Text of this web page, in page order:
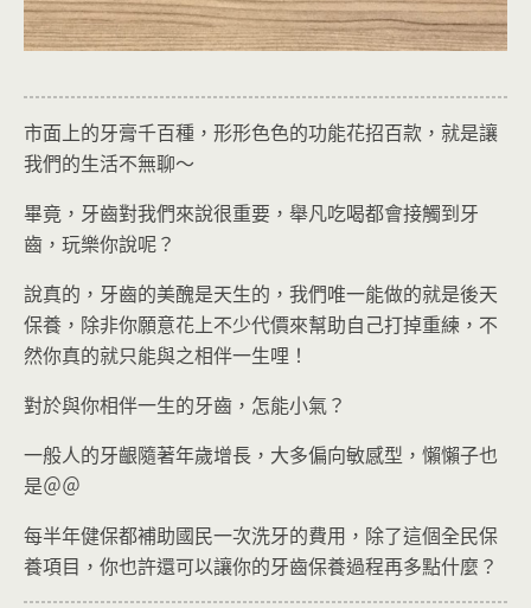
市面上的牙膏千百種，形形色色的功能花招百款，就是讓
我們的生活不無聊～
畢竟，牙齒對我們來說很重要，舉凡吃喝都會接觸到牙
齒，玩樂你說呢？
說真的，牙齒的美醜是天生的，我們唯一能做的就是後天
保養，除非你願意花上不少代價來幫助自己打掉重練，不
然你真的就只能與之相伴一生哩！
對於與你相伴一生的牙齒，怎能小氣？
一般人的牙齦隨著年歲增長，大多偏向敏感型，懶懶子也
是＠＠
每半年健保都補助國民一次洗牙的費用，除了這個全民保
養項目，你也許還可以讓你的牙齒保養過程再多點什麼？